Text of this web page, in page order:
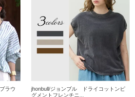
ラウ
jhonbull/ジョンブル ドライコットンピ
グメントフレンチニ...